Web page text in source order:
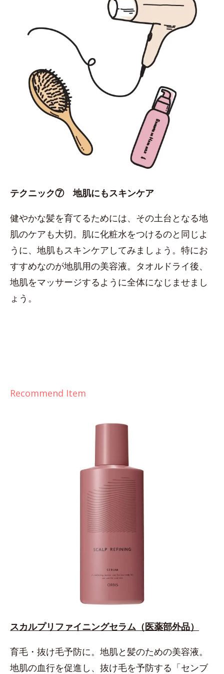
テクニック⑦ 地肌にもスキンケア
健やかな髪を育てるためには、その土台となる地
肌のケアも大切。肌に化粧水をつけるのと同じよ
うに、地肌もスキンケアしてみましょう。特にお
すすめなのが地肌用の美容液。タオルドライ後、
地肌をマッサージするように全体になじませまし
ょう。
Recommend Item
スカルプリファイニングセラム（医薬部外品）
育毛・抜け毛予防に。地肌と髪のための美容液。
地肌の血行を促進し、抜け毛を予防する「センブ